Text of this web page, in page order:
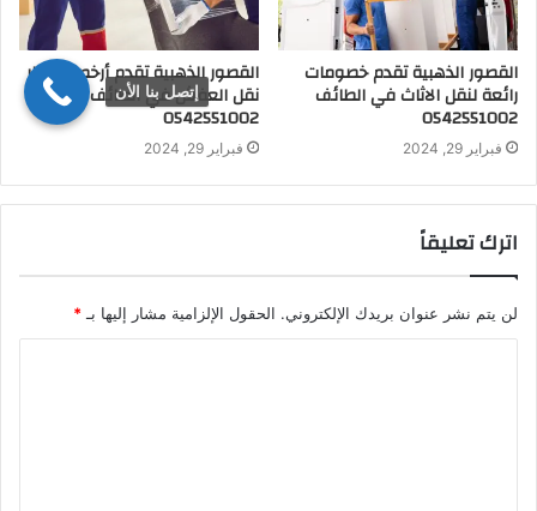
القصور الذهبية تقدم خصومات
رائعة لنقل الاثاث في الطائف
0542551002
فبراير 29, 2024
القصور الذهبية تقدم أرخص أسعار
نقل العفش في الطائف
0542551002
فبراير 29, 2024
اترك تعليقاً
لن يتم نشر عنوان بريدك الإلكتروني. الحقول الإلزامية مشار إليها بـ *
إتصل بنا الأن